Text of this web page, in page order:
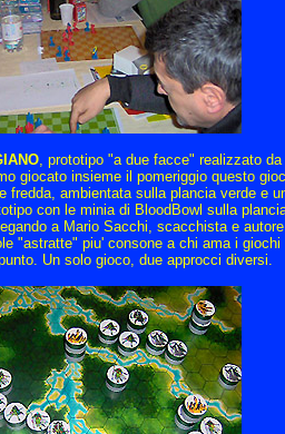
, prototipo "a due facce" realizzato da
giocato insieme il pomeriggio questo
fredda, ambientata sulla plancia verde e
con le minia di BloodBowl sulla
a Mario Sacchi, scacchista e autore
"astratte" piu' consone a chi ama i giochi
Un solo gioco, due approcci diversi.